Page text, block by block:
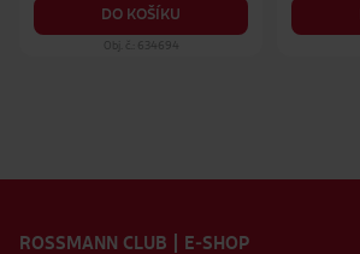
DO KOŠÍKU
Obj. č.: 634694
ROSSMANN CLUB | E-SHOP